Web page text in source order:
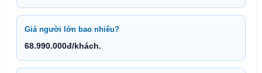
Giá người lớn bao nhiêu?
68.990.000đ/khách.